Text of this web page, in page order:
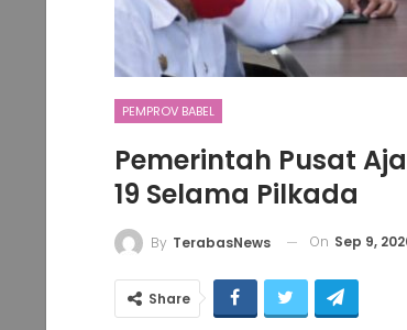
PEMPROV BABEL
Pemerintah Pusat
19 Selama Pilkada
By TerabasNews On Sep 9,
Share